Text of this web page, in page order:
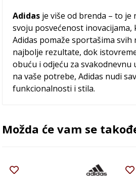
Adidas je više od brenda – to je
svoju posvećenost
Adidas pomaže sportašima
najbolje rezultate, dok
obuću i odjeću za svakodnevnu
na vaše potrebe, Adidas nudi
funkcionalnosti i stila.
Možda će vam se